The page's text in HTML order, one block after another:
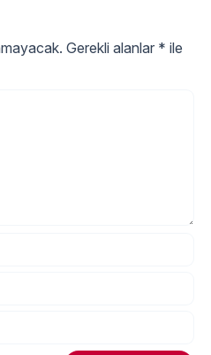
Gerekli alanlar * ile